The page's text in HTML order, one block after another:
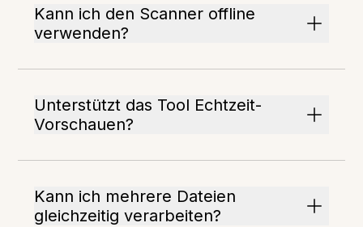
Kann ich den Scanner offline
verwenden?
Unterstützt das Tool Echtzeit-
Vorschauen?
Kann ich mehrere Dateien
gleichzeitig verarbeiten?